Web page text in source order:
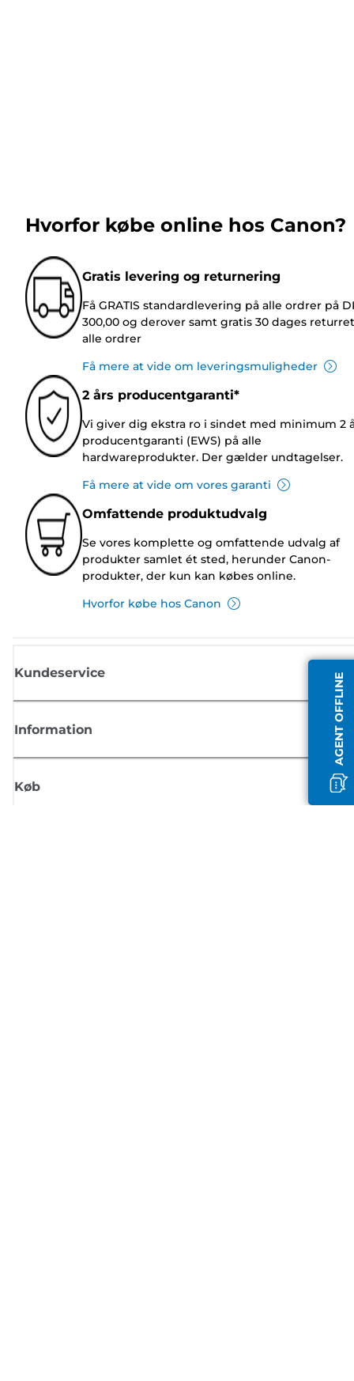
AGENT OFFLINE
Hvorfor købe online hos Canon?
Gratis levering og returnering
Få GRATIS standardlevering på alle ordrer på
300,00 og derover samt gratis 30 dages
alle ordrer
Få mere at vide om leveringsmuligheder
2 års producentgaranti*
Vi giver dig ekstra ro i sindet med minimum 2
producentgaranti (EWS) på alle
hardwareprodukter. Der gælder undtagelser.
Få mere at vide om vores garanti
Omfattende produktudvalg
Se vores komplette og omfattende udvalg af
produkter samlet ét sted, herunder Canon-
produkter, der kun kan købes online.
Hvorfor købe hos Canon
Kundeservice
Information
Køb